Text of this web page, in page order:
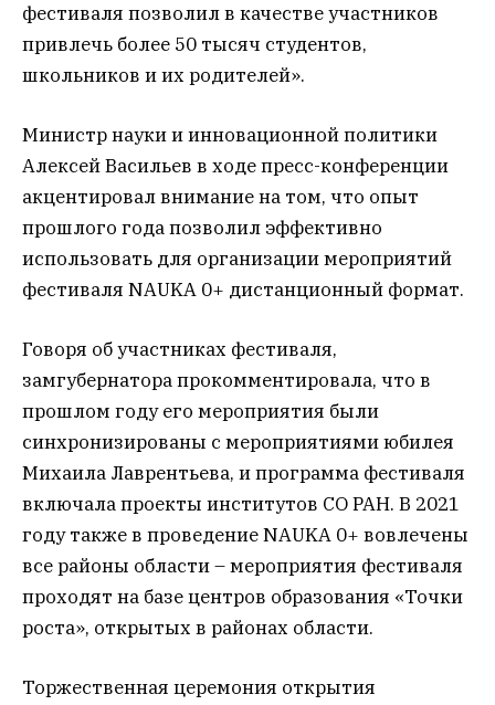
фестиваля позволил в качестве участников
привлечь более 50 тысяч студентов,
школьников и их родителей».
Министр науки и инновационной политики
Алексей Васильев в ходе пресс-конференции
акцентировал внимание на том, что опыт
прошлого года позволил эффективно
использовать для организации мероприятий
фестиваля NAUKA 0+ дистанционный формат.
Говоря об участниках фестиваля,
замгубернатора прокомментировала, что в
прошлом году его мероприятия были
синхронизированы с мероприятиями юбилея
Михаила Лаврентьева, и программа фестиваля
включала проекты институтов СО РАН. В 2021
году также в проведение NAUKA 0+ вовлечены
все районы области – мероприятия фестиваля
проходят на базе центров образования «Точки
роста», открытых в районах области.
Торжественная церемония открытия